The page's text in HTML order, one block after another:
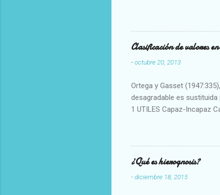
Clasificación de valores
-octubre 20, 2013
Ortega y Gasset
desagradable es
1 UTILES Capaz-Incapaz
Aproximado Evidente-
Escrupuloso-Relajado
Armonioso-Inarmonioso 4
¿Qué es hierognosis?
-diciembre 18, 2015